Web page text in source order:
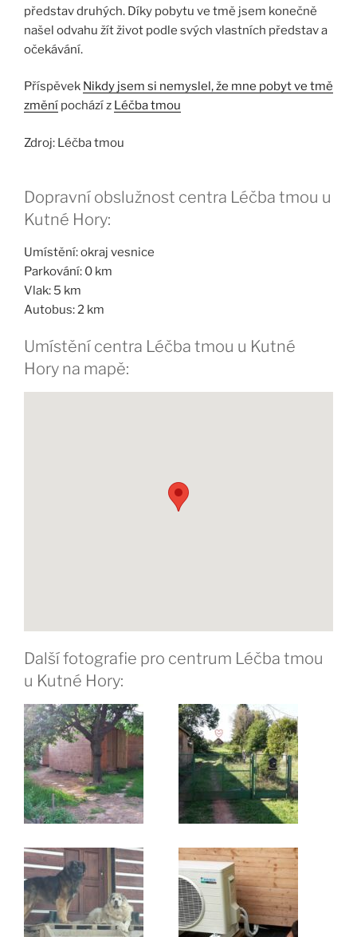
představ druhých. Díky pobytu ve tmě jsem konečně
našel odvahu žít život podle svých vlastních představ a
očekávání.
Příspěvek Nikdy jsem si nemyslel, že mne pobyt ve tmě
změní pochází z Léčba tmou
Zdroj: Léčba tmou
Dopravní obslužnost centra Léčba tmou u
Kutné Hory:
Umístění: okraj vesnice
Parkování: 0 km
Vlak: 5 km
Autobus: 2 km
Umístění centra Léčba tmou u Kutné
Hory na mapě:
Další fotografie pro centrum Léčba tmou
u Kutné Hory: